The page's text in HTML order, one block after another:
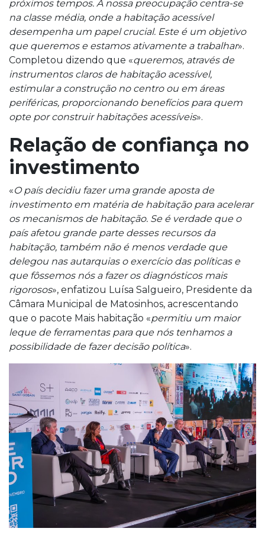
próximos tempos. A nossa preocupação centra-se
na classe média, onde a habitação acessível
desempenha um papel crucial. Este é um objetivo
que queremos e estamos ativamente a trabalhar».
Completou dizendo que «queremos, através de
instrumentos claros de habitação acessível,
estimular a construção no centro ou em áreas
periféricas, proporcionando benefícios para quem
opte por construir habitações acessíveis».
Relação de confiança no
investimento
«O país decidiu fazer uma grande aposta de
investimento em matéria de habitação para acelerar
os mecanismos de habitação. Se é verdade que o
país afetou grande parte desses recursos da
habitação, também não é menos verdade que
delegou nas autarquias o exercício das políticas e
que fôssemos nós a fazer os diagnósticos mais
rigorosos», enfatizou Luísa Salgueiro, Presidente da
Câmara Municipal de Matosinhos, acrescentando
que o pacote Mais habitação «permitiu um maior
leque de ferramentas para que nós tenhamos a
possibilidade de fazer decisão política».